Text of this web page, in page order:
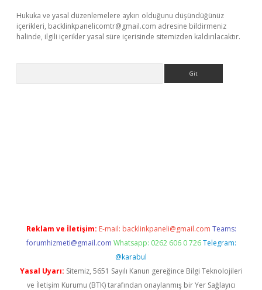
Hukuka ve yasal düzenlemelere aykırı olduğunu düşündüğünüz
içerikleri, backlinkpanelicomtr@gmail.com adresine bildirmeniz
halinde, ilgili içerikler yasal süre içerisinde sitemizden kaldırılacaktır.
Reklam ve İletişim: E-mail: backlinkpaneli@gmail.com Teams:
forumhizmeti@gmail.com Whatsapp: 0262 606 0 726 Telegram:
@karabul
Yasal Uyarı: Sitemiz, 5651 Sayılı Kanun gereğince Bilgi Teknolojileri
ve İletişim Kurumu (BTK) tarafından onaylanmış bir Yer Sağlayıcı